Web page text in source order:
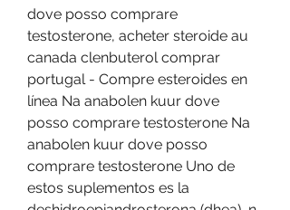
dove posso comprare
testosterone, acheter steroide au
canada clenbuterol comprar
portugal - Compre esteroides en
línea Na anabolen kuur dove
posso comprare testosterone Na
anabolen kuur dove posso
comprare testosterone Uno de
estos suplementos es la